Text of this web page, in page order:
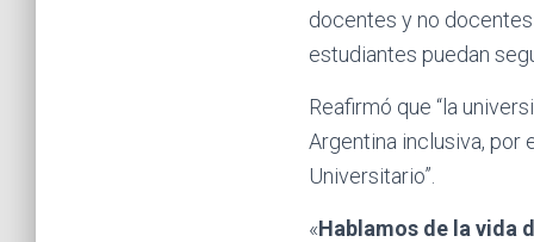
docentes y no
estudiantes puedan
Reafirmó que “la
Argentina inclusiva, por
Universitario”.
«Hablamos de la vida